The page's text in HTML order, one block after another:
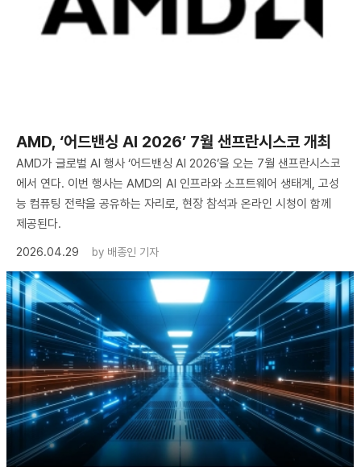
AMD, ‘어드밴싱 AI 2026’ 7월 샌프란시스코 개최
AMD가 글로벌 AI 행사 ‘어드밴싱 AI 2026’을 오는 7월 샌프란시스코
에서 연다. 이번 행사는 AMD의 AI 인프라와 소프트웨어 생태계, 고성
능 컴퓨팅 전략을 공유하는 자리로, 현장 참석과 온라인 시청이 함께
제공된다.
2026.04.29
by 배종인 기자